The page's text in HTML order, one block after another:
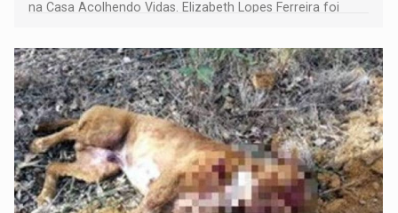
na Casa Acolhendo Vidas. Elizabeth Lopes Ferreira foi
deficiência